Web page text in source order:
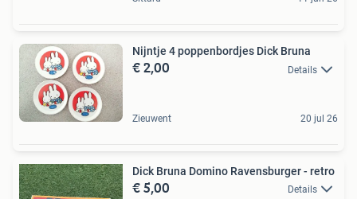
Nijntje 4 poppenbordjes Dick Bruna
€ 2,00 Details
Zieuwent 20 jul 26
Dick Bruna Domino Ravensburger - retro
€ 5,00 Details